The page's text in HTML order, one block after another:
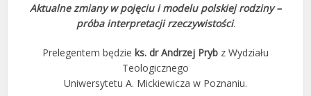
Aktualne zmiany w pojęciu i modelu polskiej rodziny –
próba interpretacji rzeczywistości.
Prelegentem będzie ks. dr Andrzej Pryb z Wydziału
Teologicznego
Uniwersytetu A. Mickiewicza w Poznaniu.